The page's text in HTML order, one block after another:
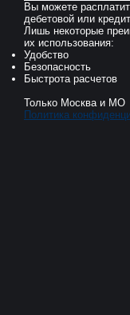
Вы можете
дебетовой или
Лишь некоторые
их использования:
Удобство
Безопасность
Быстрота расчетов
Только Москва и МО
Политика